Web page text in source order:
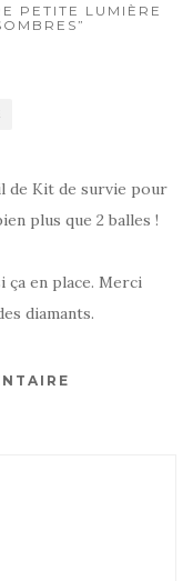
PETITE LUMIÈRE
de Kit de survie pour
plus que 2 balles !
ça en place. Merci
diamants.